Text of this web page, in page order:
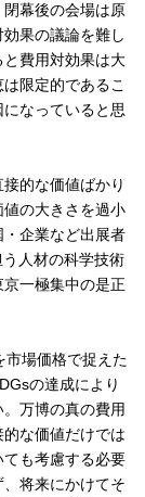
幕後の会場は原
果の議論を難し
費用対効果は大
限定的であるこ
なっていると思
的な価値ばかり
の大きさを過小
企業など出展者
人材の科学技術
一極集中の是正
市場価格で捉えた
の達成により
万博の真の費用
な価値だけでは
も考慮する必要
将来にかけてそ